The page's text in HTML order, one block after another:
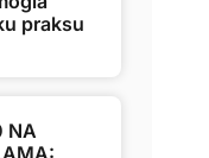
praksu
NA